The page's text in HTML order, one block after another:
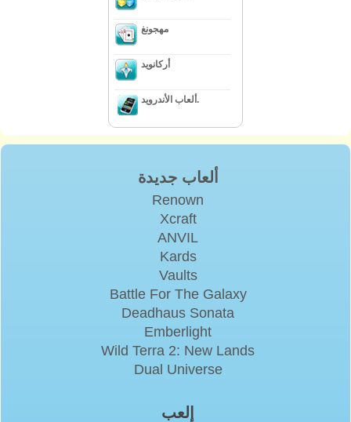
مهجونغ
أركانويد
ألعاب الأندرويد.
ألعاب جديدة
Renown
Xcraft
ANVIL
Kards
Vaults
Battle For The Galaxy
Deadhaus Sonata
Emberlight
Wild Terra 2: New Lands
Dual Universe
إلعب